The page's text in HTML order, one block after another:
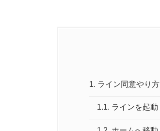
1. ライン同意やり方
1.1. ラインを起動